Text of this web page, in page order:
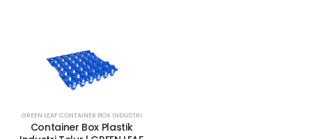
GREEN LEAF CONTAINER BOX INDUSTRI
Container Box Plastik